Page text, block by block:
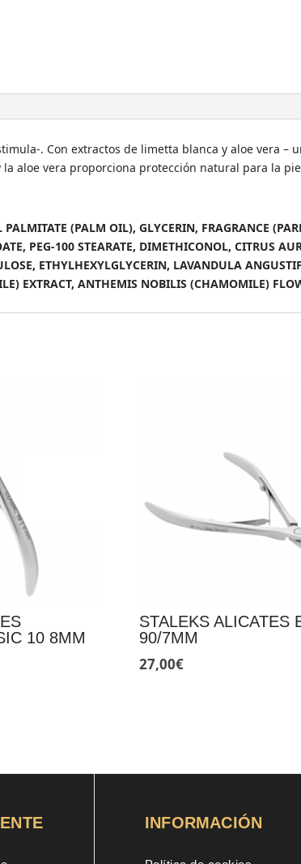
. Con extractos de limetta blanca y aloe vera
aloe vera proporciona protección natural para la
(PALM OIL), GLYCERIN, FRAGRANCE
PEG-100 STEARATE, DIMETHICONOL, CITRUS
ETHYLHEXYLGLYCERIN, LAVANDULA
EXTRACT, ANTHEMIS NOBILIS (CHAMOMILE)
10 8MM
STALEKS ALICATES
90/7MM
27,00€
INFORMACIÓN